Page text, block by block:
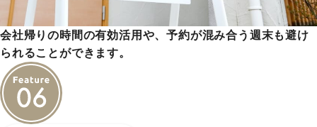
会社帰りの時間の有効活用や、予約が混み合う週末も避け
られることができます。